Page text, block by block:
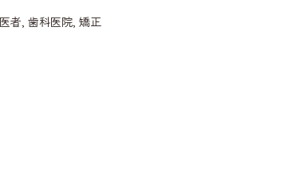
者, 歯科医院, 矯正